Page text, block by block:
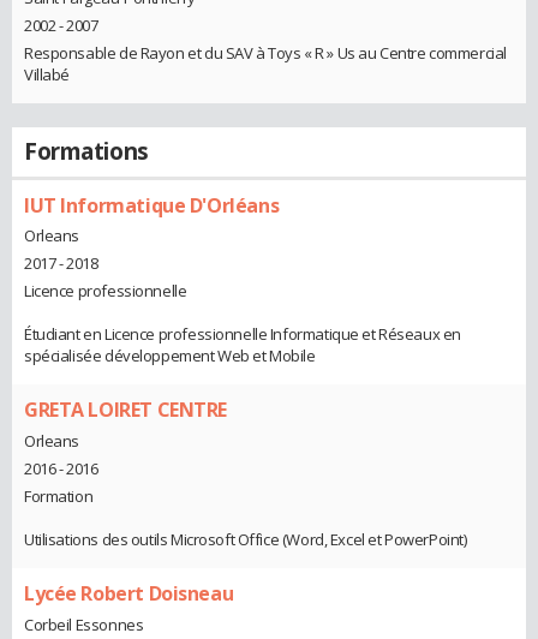
2002 - 2007
Responsable de Rayon et du SAV à Toys « R » Us au Centre commercial
Villabé
Formations
IUT Informatique D'Orléans
Orleans
2017 - 2018
Licence professionnelle
Étudiant en Licence professionnelle Informatique et Réseaux en
spécialisée développement Web et Mobile
GRETA LOIRET CENTRE
Orleans
2016 - 2016
Formation
Utilisations des outils Microsoft Office (Word, Excel et PowerPoint)
Lycée Robert Doisneau
Corbeil Essonnes